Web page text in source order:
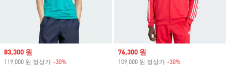
Sale price
83,300 원
119,000 원 정상가 -30%
Sale price
76,300 원
109,000 원 정상가 -30%